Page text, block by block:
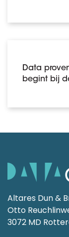
Data
begint bij
Altares Dun &
Otto
3072 MD